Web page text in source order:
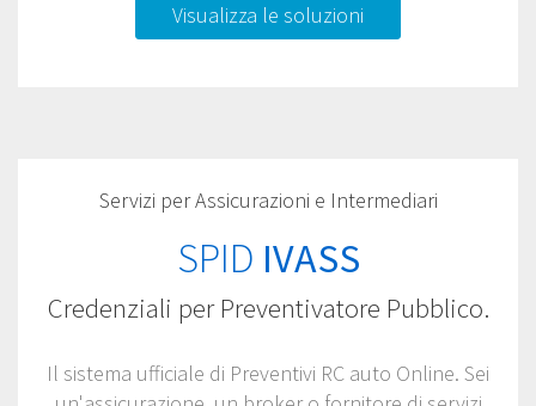
Visualizza le soluzioni
Servizi per Assicurazioni e Intermediari
SPID IVASS
Credenziali per Preventivatore Pubblico.
Il sistema ufficiale di Preventivi RC auto Online. Sei